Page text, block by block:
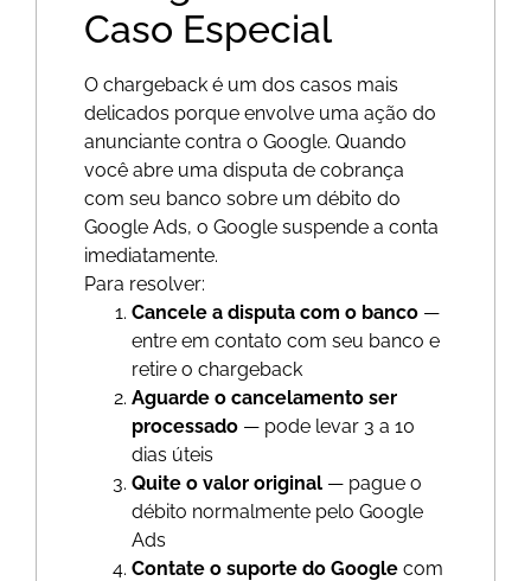
Caso Especial
O chargeback é um dos casos mais
delicados porque envolve uma ação do
anunciante contra o Google. Quando
você abre uma disputa de cobrança
com seu banco sobre um débito do
Google Ads, o Google suspende a conta
imediatamente.
Para resolver:
Cancele a disputa com o banco —
entre em contato com seu banco e
retire o chargeback
Aguarde o cancelamento ser
processado — pode levar 3 a 10
dias úteis
Quite o valor original — pague o
débito normalmente pelo Google
Ads
Contate o suporte do Google com